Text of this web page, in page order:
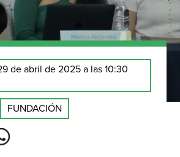
de abril de 2025 a las 10:30
FUNDACIÓN